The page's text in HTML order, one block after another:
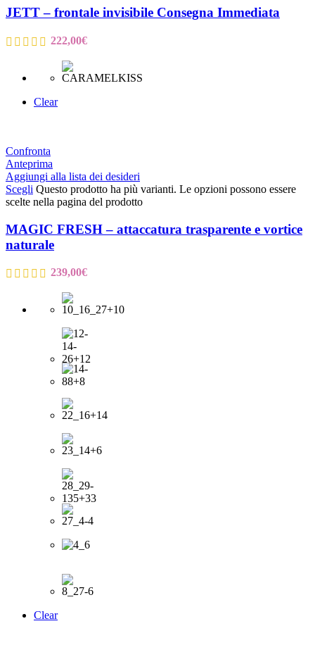
JETT – frontale invisibile Consegna Immediata
222,00€
Clear
Confronta
Anteprima
Aggiungi alla lista dei desideri
Scegli Questo prodotto ha più varianti. Le opzioni possono essere
scelte nella pagina del prodotto
MAGIC FRESH – attaccatura trasparente e vortice
naturale
239,00€
Clear